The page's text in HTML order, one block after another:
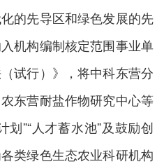
的先导区和绿色发展的先
机构编制核定范围事业单
试行）》，将中科东营分
东营耐盐作物研究中心等
划”“人才蓄水池”及鼓励创
类绿色生态农业科研机构